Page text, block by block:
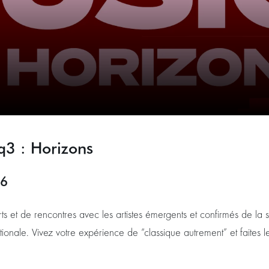
: Horizons
et de rencontres avec les artistes émergents et confirmés de la
Vivez votre expérience de “classique autrement” et faites